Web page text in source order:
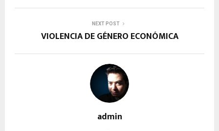
NEXT POST
VIOLENCIA DE GÉNERO ECONÓMICA
admin